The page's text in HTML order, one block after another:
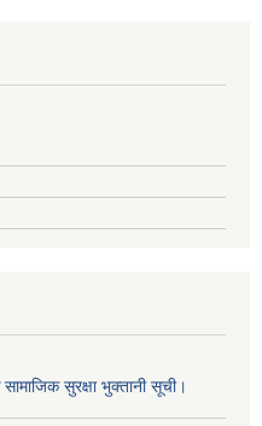
सुरक्षा भुक्तानी सूची।